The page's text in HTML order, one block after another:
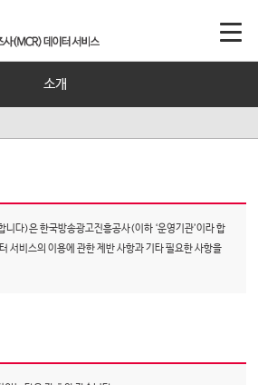
소개
니다)은 한국방송광고진흥공사(이하 ‘운영기관’이라 합
서비스의 이용에 관한 제반 사항과 기타 필요한 사항을